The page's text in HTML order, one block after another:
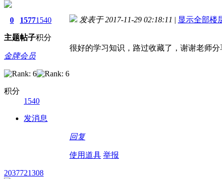
0
主题
1577
帖子
1540
积分
金牌会员
积分
1540
发消息
发表于 2017-11-29 02:18:11 | 显示全部楼
很好的学习知识，路过收藏了，谢谢老师分
回复
使用道具 举报
2037721308